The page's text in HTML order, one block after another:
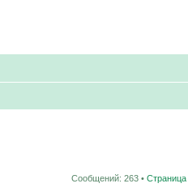
Сообщений: 263 • Страница